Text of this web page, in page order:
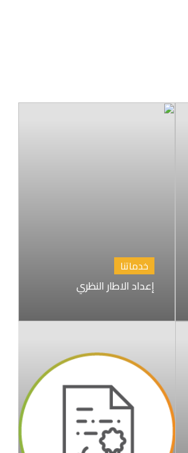
خدماتنا
إعداد الاطار النظري